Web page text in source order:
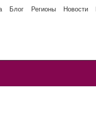
Блог Регионы Новости